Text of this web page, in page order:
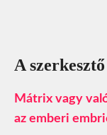
A
Mátrix vagy
az emberi